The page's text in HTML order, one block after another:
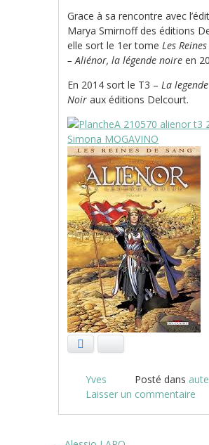
Grace à sa rencontre avec
Marya Smirnoff des éditions
elle sort le 1er tomeLes
– Aliénor, la légende noireen
En 2014 sort le T3 –La legende
Noiraux éditions Delcourt.
Yves Posté dans
Laisser un commentaire